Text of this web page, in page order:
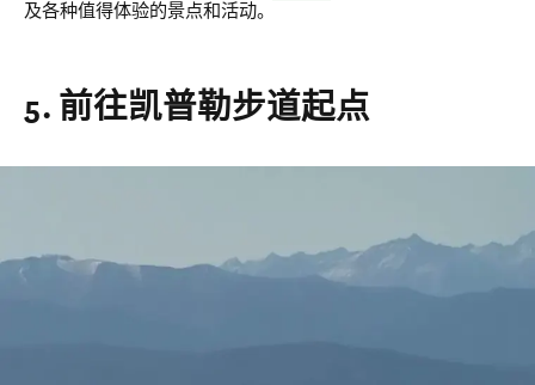
及各种值得体验的景点和活动。
5. 前往凯普勒步道起点